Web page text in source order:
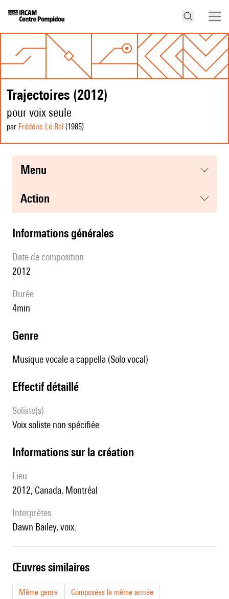
Trajectoires (2012)
pour voix seule
par Frédéric Le Bel (1985)
menu
action
informations générales
date de composition
2012
durée
4min
genre
Musique vocale a cappella (Solo vocal)
effectif détaillé
Soliste(s)
voix soliste non spécifiée
informations sur la création
lieu
2012, Canada, Montréal
interprètes
Dawn Bailey, voix.
œuvres similaires
Même genre
Composées la même année